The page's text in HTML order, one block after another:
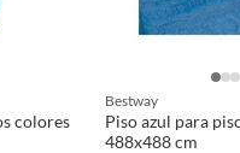
colores
Bestway
Piso azul para
488x488 cm